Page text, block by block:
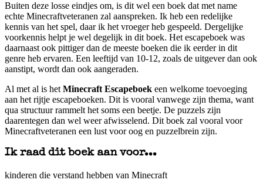
Buiten deze losse eindjes om, is dit wel een boek dat met name
echte Minecraftveteranen zal aanspreken. Ik heb een redelijke
kennis van het spel, daar ik het vroeger heb gespeeld. Dergelijke
voorkennis helpt je wel degelijk in dit boek. Het escapeboek was
daarnaast ook pittiger dan de meeste boeken die ik eerder in dit
genre heb ervaren. Een leeftijd van 10-12, zoals de uitgever dan ook
aanstipt, wordt dan ook aangeraden.
Al met al is hetMinecraft Escapeboek een welkome toevoeging
aan het rijtje escapeboeken. Dit is vooral vanwege zijn thema, want
qua structuur rammelt het soms een beetje. De puzzels zijn
daarentegen dan wel weer afwisselend. Dit boek zal vooral voor
Minecraftveteranen een lust voor oog en puzzelbrein zijn.
Ik raad dit boek aan voor...
kinderen die verstand hebben van Minecraft